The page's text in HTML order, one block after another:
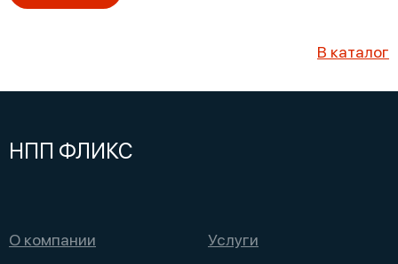
В каталог
НПП ФЛИКС
О компании Услуги